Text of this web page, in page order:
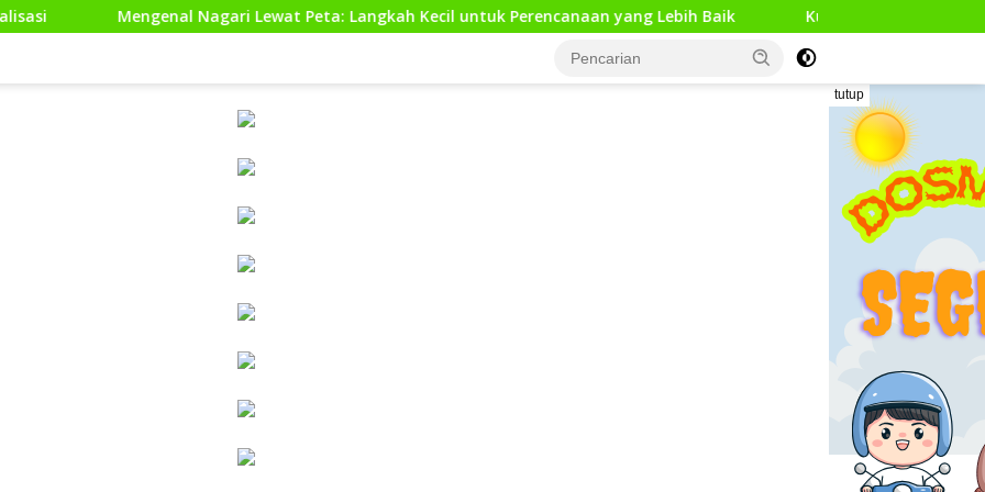
Nagari Lewat Peta: Langkah Kecil untuk Perencanaan yang Lebih Baik Kunjungan Kerja Pengawas Pendidikan
tutup